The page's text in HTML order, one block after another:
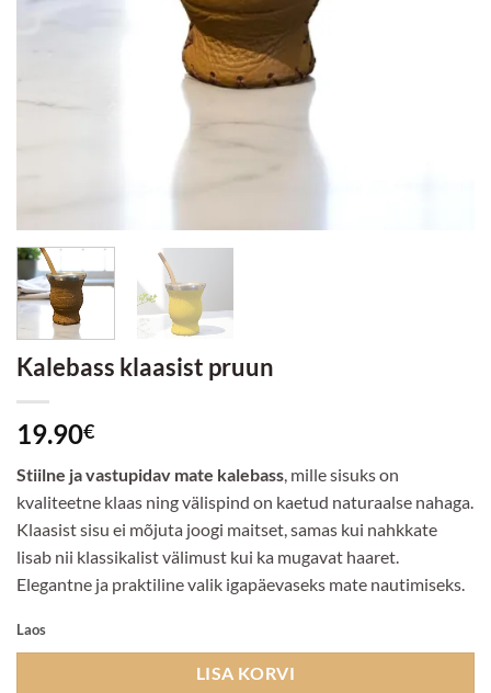
Kalebass klaasist pruun
19.90€
Stiilne ja vastupidav mate kalebass, mille sisuks on
kvaliteetne klaas ning välispind on kaetud naturaalse nahaga.
Klaasist sisu ei mõjuta joogi maitset, samas kui nahkkate
lisab nii klassikalist välimust kui ka mugavat haaret.
Elegantne ja praktiline valik igapäevaseks mate nautimiseks.
Laos
LISA KORVI